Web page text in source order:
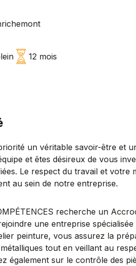
12 mois
un véritable savoir-être et
et êtes désireux de vous
Le respect du travail et votre
au sein de notre entreprise.
recherche un
une entreprise
peinture, vous assurez la
tout en veillant au
également sur le contrôle des